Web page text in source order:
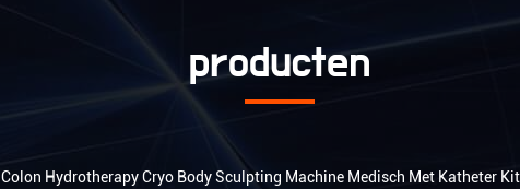
producten
Colon Hydrotherapy Cryo Body Sculpting Machine Medisch Met Katheter Kit